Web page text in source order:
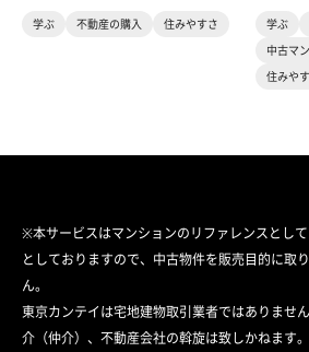
学ぶ 不動産の購入 住みやすさ 学ぶ
中古マ
住みや
※本サービスはマンションのリファレンスとし
としておりますので、中古物件を販売目的に取
ん。
東京カンテイは宅地建物取引業者ではありませ
介（仲介）、不動産会社の斡旋は致しかねます